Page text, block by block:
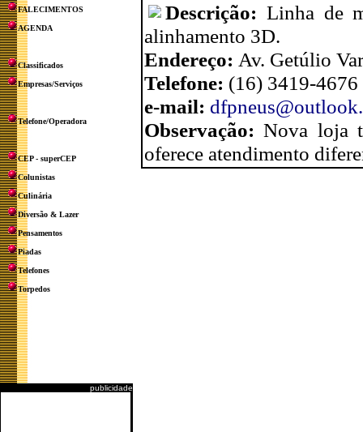
FALECIMENTOS
AGENDA
Classificados
Empresas/Serviços
Telefone/Operadora
CEP - superCEP
Colunistas
Culinária
Diversão & Lazer
Pensamentos
Piadas
Telefones
Torpedos
publicidade
Descrição: Linha de
alinhamento 3D.
Endereço: Av. Getúlio
Telefone: (16) 3419-4676
e-mail:
Observação:Nova loja
oferece atendimento